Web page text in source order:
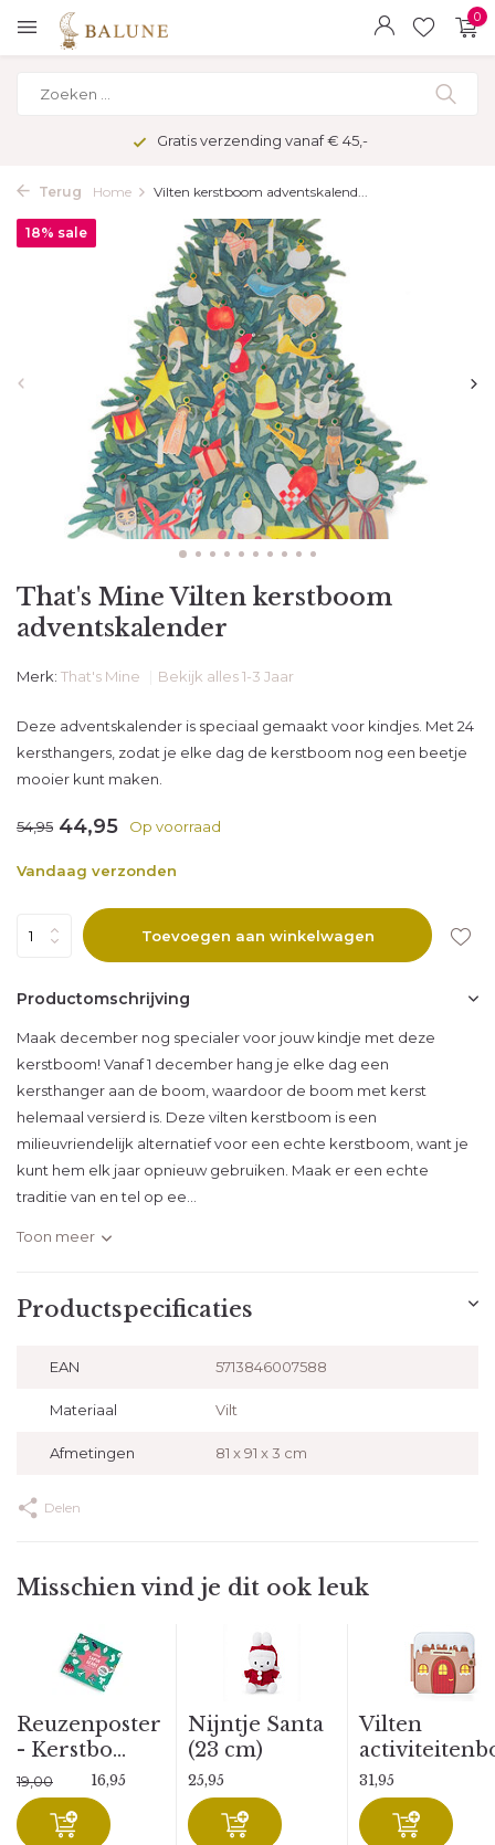
0
Gratis verzending vanaf € 45,-
Terug Home Vilten kerstboom adventskalend...
That's Mine Vilten kerstboom
adventskalender
18% sale
Merk: That's Mine Bekijk alles 1-3 Jaar
Deze adventskalender is speciaal gemaakt voor kindjes. Met 24
kersthangers, zodat je elke dag de kerstboom nog een beetje
mooier kunt maken.
54,95 44,95 Op voorraad
Vandaag verzonden
Toevoegen aan winkelwagen
Productomschrijving
Maak december nog specialer voor jouw kindje met deze
kerstboom! Vanaf 1 december hang je elke dag een
kersthanger aan de boom, waardoor de boom met kerst
helemaal versierd is. Deze vilten kerstboom is een
milieuvriendelijk alternatief voor een echte kerstboom, want je
kunt hem elk jaar opnieuw gebruiken. Maak er een echte
traditie van en tel op ee...
Toon meer
Productspecificaties
EAN 5713846007588
Materiaal Vilt
Afmetingen 81 x 91 x 3 cm
Delen
Misschien vind je dit ook leuk
Reuzenposter
- Kerstbo...
19,00 16,95
Nijntje Santa
(23 cm)
25,95
Vilten
31,95